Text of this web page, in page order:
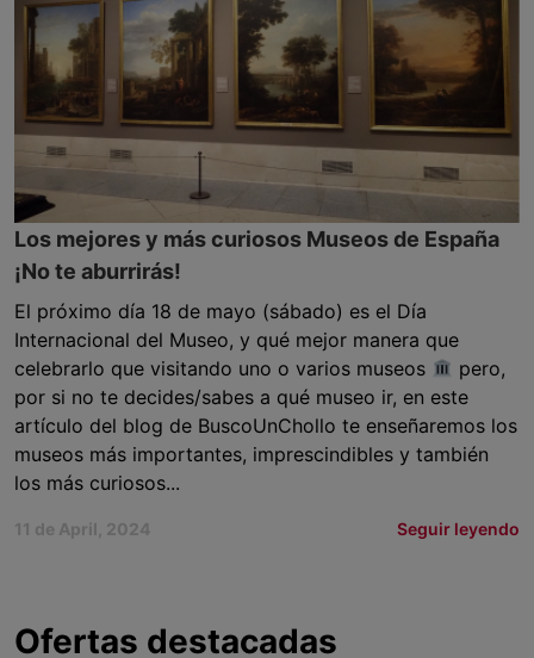
Los mejores y más curiosos Museos de España
¡No te aburrirás!
El próximo día 18 de mayo (sábado) es el Día
Internacional del Museo, y qué mejor manera que
celebrarlo que visitando uno o varios museos
pero,
por si no te decides/sabes a qué museo ir, en este
artículo del blog de BuscoUnChollo te enseñaremos los
museos más importantes, imprescindibles y también
los más curiosos...
11 de April, 2024 Seguir leyendo
Ofertas destacadas